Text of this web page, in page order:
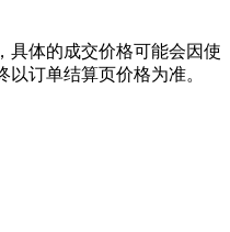
具体的成交价格可能会因使
订单结算页价格为准。